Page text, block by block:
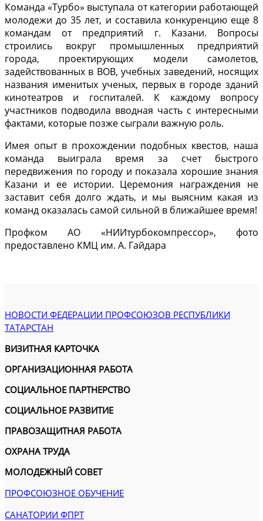
Команда «Турбо» выступала от категории работающей
молодежи до 35 лет, и составила конкуренцию еще 8
командам от предприятий г. Казани. Вопросы
строились вокруг промышленных предприятий
города, проектирующих модели самолетов,
задействованных в ВОВ, учебных заведений, носящих
названия именитых ученых, первых в городе зданий
кинотеатров и госпиталей. К каждому вопросу
участников подводила вводная часть с интересными
фактами, которые позже сыграли важную роль.
Имея опыт в прохождении подобных квестов, наша
команда выиграла время за счет быстрого
передвижения по городу и показала хорошие знания
Казани и ее истории. Церемония награждения не
заставит себя долго ждать, и мы выясним какая из
команд оказалась самой сильной в ближайшее время!
Профком АО «НИИтурбокомпрессор», фото
предоставлено КМЦ им. А. Гайдара
НОВОСТИ ФЕДЕРАЦИИ ПРОФСОЮЗОВ РЕСПУБЛИКИ
ТАТАРСТАН
ВИЗИТНАЯ КАРТОЧКА
ОРГАНИЗАЦИОННАЯ РАБОТА
СОЦИАЛЬНОЕ ПАРТНЕРСТВО
СОЦИАЛЬНОЕ РАЗВИТИЕ
ПРАВОЗАЩИТНАЯ РАБОТА
ОХРАНА ТРУДА
МОЛОДЕЖНЫЙ СОВЕТ
ПРОФСОЮЗНОЕ ОБУЧЕНИЕ
САНАТОРИИ ФПРТ